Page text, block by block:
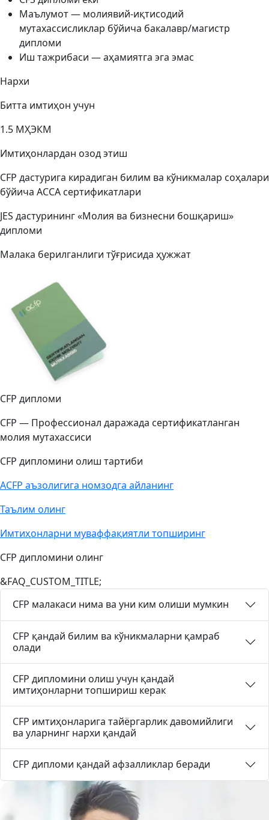
Маълумот — молиявий-иқтисодий
мутахассисликлар бўйича бакалавр/магистр
дипломи
Иш тажрибаси — аҳамиятга эга эмас
Нархи
Битта имтиҳон учун
1.5 МҲЭКМ
Имтиҳонлардан озод этиш
CFP дастурига кирадиган билим ва кўникмалар соҳалари
бўйича АССА сертификатлари
JES дастурининг «Молия ва бизнесни бошқариш»
дипломи
Малака берилганлиги тўғрисида ҳужжат
CFP дипломи
CFP — Профессионал даражада сертификатланган
молия мутахассиси
CFP дипломини олиш тартиби
ACFP аъзолигига номзодга айланинг
Таълим олинг
Имтиҳонларни муваффақиятли топширинг
CFP дипломини олинг
&FAQ_CUSTOM_TITLE;
CFP малакаси нима ва уни ким олиши мумкин
CFP қандай билим ва кўникмаларни қамраб
олади
CFP дипломини олиш учун қандай
имтиҳонларни топшириш керак
CFP имтиҳонларига тайёргарлик давомийлиги
ва уларнинг нархи қандай
CFP дипломи қандай афзалликлар беради